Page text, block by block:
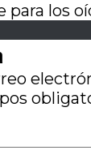
para los